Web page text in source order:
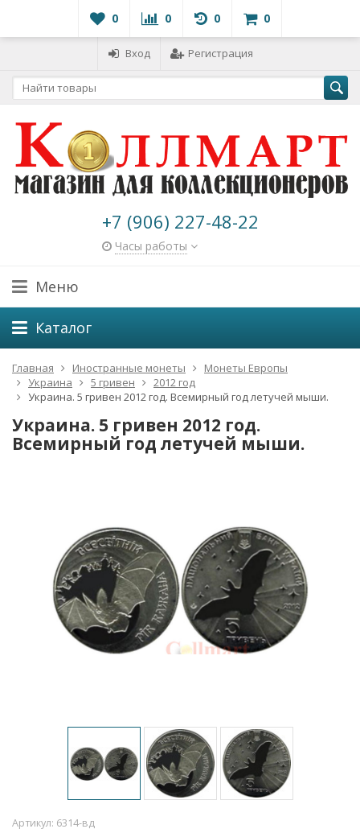
0 0 0 0
Вход Регистрация
+7 (906) 227-48-22
Часы работы
Меню
Каталог
Главная Иностранные монеты
Монеты Европы
Украина
5 гривен
2012 год
Украина. 5 гривен 2012 год. Всемирный год летучей мыши.
Украина. 5 гривен 2012 год.
Всемирный год летучей мыши.
Артикул: 6314-вд